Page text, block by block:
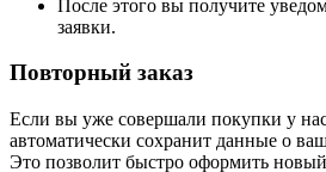
После этого вы получите
заявки.
Повторный заказ
Если вы уже совершали покупки у
автоматически сохранит данные о
Это позволит быстро оформить